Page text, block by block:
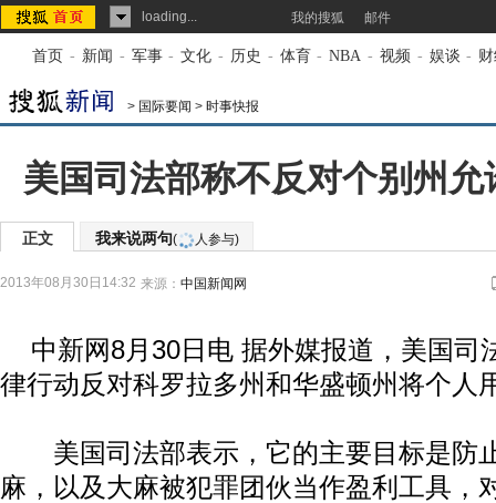
loading... 我的搜狐 邮件
首页 - 新闻 - 军事 - 文化 - 历史 - 体育 - NBA - 视频 - 娱谈 -
> 国际要闻 > 时事快报
美国司法部称不反对个别州
正文 我来说两句( 人参与)
2013年08月30日14:32 来源： 中国新闻网
中新网8月30日电 据外媒报道，美国司
律行动反对科罗拉多州和华盛顿州将个人
美国司法部表示，它的主要目标是防
麻，以及大麻被犯罪团伙当作盈利工具，